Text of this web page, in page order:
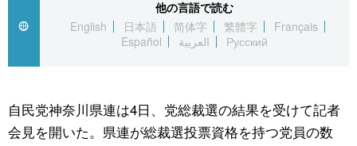
Русский
国際
文化
アーカイブ
Japan Data
動画/Live
スポーツ・東京2020
他の言語で読む
English
日本語 简体字 繁體字
Français
Español
العربية Русский
自民党神奈川県連は4日、党総裁選の結果を受けて記者
会見を開いた。県連が総裁選投票資格を持つ党員の数